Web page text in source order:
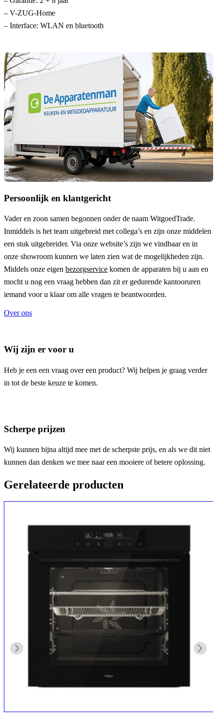
– V-ZUG-Home
– Interface: WLAN en bluetooth
Persoonlijk en klantgericht
Vader en zoon samen begonnen onder de naam WitgoedTrade.
Inmiddels is het team uitgebreid met collega’s en zijn onze middelen
een stuk uitgebreider. Via onze website’s zijn we vindbaar en in
onze showroom kunnen we laten zien wat de mogelijkheden zijn.
Middels onze eigen bezorgservice komen de apparaten bij u aan en
mocht u nog een vraag hebben dan zit er gedurende kantooruren
iemand voor u klaar om alle vragen te beantwoorden.
Over ons
Wij zijn er voor u
Heb je een een vraag over een product? Wij helpen je graag verder
in tot de beste keuze te komen.
Scherpe prijzen
Wij kunnen bijna altijd mee met de scherpste prijs, en als we dit niet
kunnen dan denken we mee naar een mooiere of betere oplossing.
Gerelateerde producten